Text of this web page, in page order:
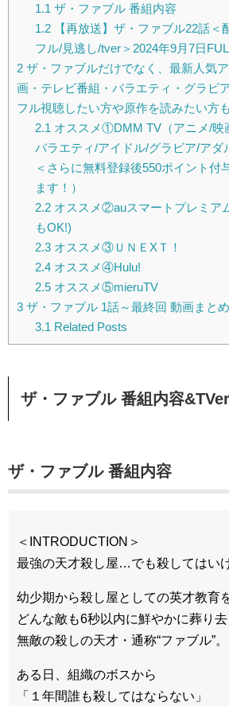
1.1 ザ・ファブル 番組内容
1.2【再放送】ザ・ファブル22話＜
フル/見逃し/tver＞2024年9月7日
2 ザ・ファブルだけでなく、最新人気
画・テレビ番組・バラエティ・グラビ
フル視聴したい方や原作を読みたい方
2.1 オススメ①DMM TV（アニメ/映
バラエティ/アイドル/グラビア/アダ
＜さらに無料登録後550ポイント付
ます！）
2.2オススメ②auスマートプレミア
もOK!)
2.3オススメ③ＵＮＥXＴ！
2.4オススメ④Hulu!
2.5オススメ⑤mieruTV
3 ザ・ファブル 1話～最終回 動画まとめ
3.1 Related Posts
ザ・ファブル 番組内容
ザ・ファブル 番組内容
＜INTRODUCTION＞
最強の天才殺し屋…でも殺してはい
幼少期から殺し屋としての英才教育
どんな敵も6秒以内に鮮やかに葬り去
無敵の殺しの天才・通称“ファブル”。
ある⽇、組織のボスから
「１年間誰も殺してはならない」